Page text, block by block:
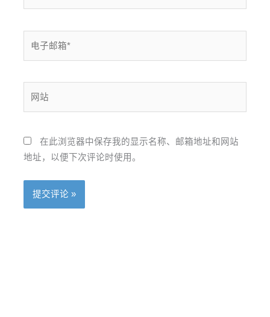
箱
在此浏览器中保存我的显示名称、邮箱地址和网站
地址，以便下次评论时使用。